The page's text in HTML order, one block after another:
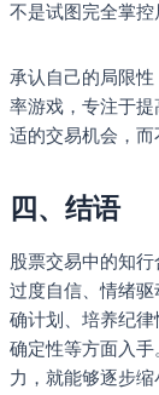
不是试图完全掌控
承认自己的局限
率游戏，专注于
适的交易机会，而
四、结语
股票交易中的知行
过度自信、情绪
确计划、培养纪
确定性等方面入
力，就能够逐步